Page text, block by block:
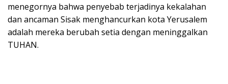
menegornya bahwa penyebab terjadinya kekalahan
dan ancaman Sisak menghancurkan kota Yerusalem
adalah mereka berubah setia dengan meninggalkan
TUHAN.